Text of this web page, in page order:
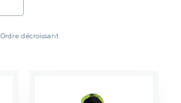
Ordre décroissant